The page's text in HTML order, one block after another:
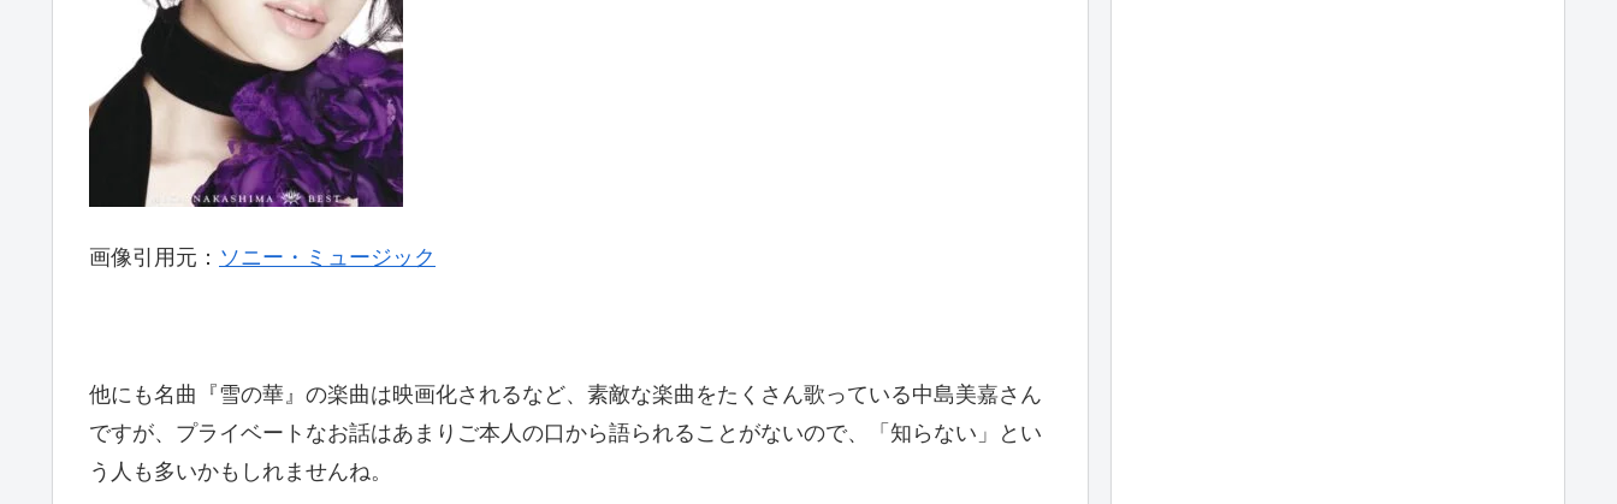
画像引用元： ソニー・ミュージック
他にも名曲『雪の華』の楽曲は映画化されるなど、素敵な楽曲をたくさん歌っている中島美嘉さん
ですが、プライベートなお話はあまりご本人の口から語られることがないので、「知らない」とい
う人も多いかもしれませんね。